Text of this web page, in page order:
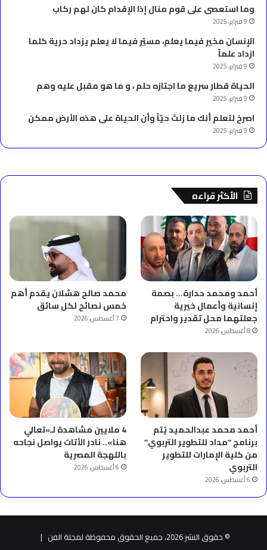
وما استعصى على قوم منال إذا الإقدام كان لهم ركاب
9 فبراير، 2025
الإنسان مخير فيما يعلم، مسيّر فيما لا يعلم يزداد حرية كلما
ازداد علماً
9 فبراير، 2025
الحياة قطار سريع ما اجتازه حلم ، و ما هو مقبل عليه وهم
9 فبراير، 2025
‫اصرخ لتعلم أنك ما زلتَ حيّاً وأن الحياة على هذه الأرض ممكن
9 فبراير، 2025
الأكثر قراءه
أحمد ومحمد حدارة… بصمة
إنسانية وأعمال خيرية
جعلتهما محل تقدير واحترام
8 أغسطس، 2026
محمد صالح هشلان يقدم أهم
خمس نصائح لكل سائق
7 أغسطس، 2026
أحمد محمد عبدالحميد يُتم
برنامج “مداد للتطوير التربوي”
من كلية الإمارات للتطوير
التربوي
6 أغسطس، 2026
4 ملايين مشاهدة لـ«تعالي
هنا».. نادر الأتات يواصل نجاحه
باللهجة المصرية
6 أغسطس، 2026
© حقوق النشر 2026، جميع الحقوق محفوظة لمجلة الفن |